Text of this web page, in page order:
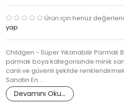
Ürün için henüz
yap
Childgen - Süper Yıkanabilir Parmak
parmak boya kategorisinde minik
canlı ve güvenli şekilde
Sanatın En…
Devamını Oku...